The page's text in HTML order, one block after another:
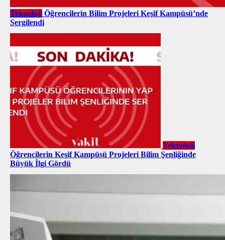
Teknoloji Öğrencilerin Bilim Projeleri Keşif Kampüsü’nde
Sergilendi
Teknoloji
Öğrencilerin Keşif Kampüsü Projeleri Bilim Şenliğinde
Büyük İlgi Gördü